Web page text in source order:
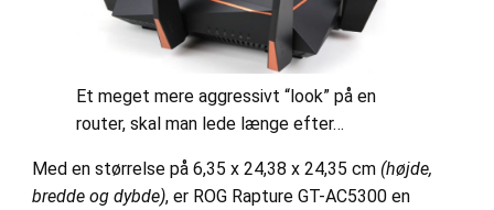
Et meget mere aggressivt “look” på en
router, skal man lede længe efter…
Med en størrelse på 6,35 x 24,38 x 24,35 cm (højde,
bredde og dybde), er ROG Rapture GT-AC5300 en